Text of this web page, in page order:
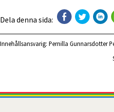
Dela denna sida:
Innehållsansvarig: Pernilla Gunnarsdotter